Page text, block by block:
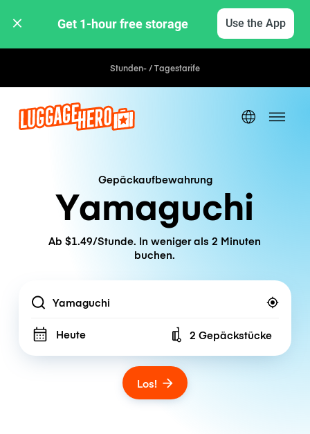
Get 1-hour free storage Use the App
Stunden- / Tagestarife
Gepäckaufbewahrung
Yamaguchi
Ab $1.49/Stunde. In weniger als 2 Minuten
buchen.
Location
Heute Number of bags
2 Gepäckstücke
Los!